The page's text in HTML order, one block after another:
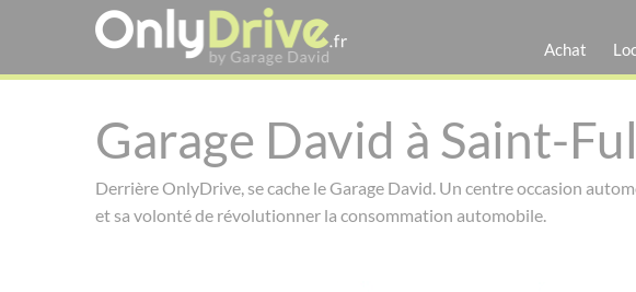
Achat
Garage David à Saint-
Derrière OnlyDrive, se cache le Garage David. Un centre occasion
et sa volonté de révolutionner la consommation automobile.